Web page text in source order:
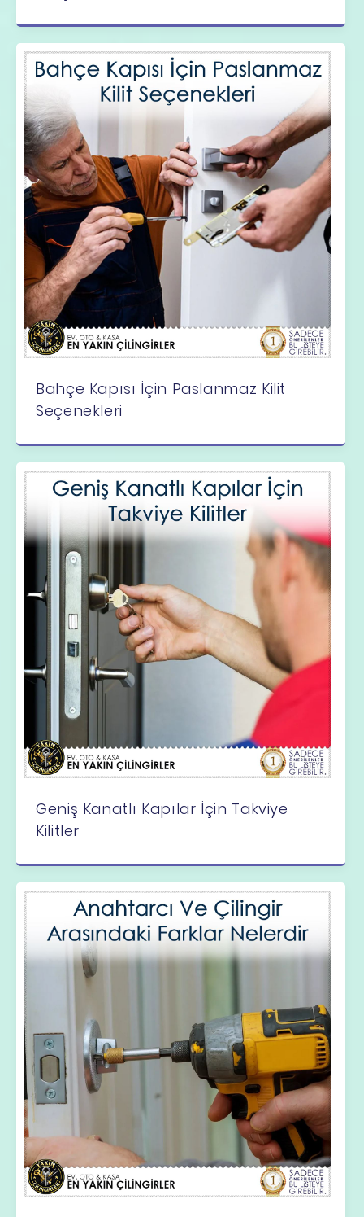
Bahçe Kapısı İçin Paslanmaz Kilit
Seçenekleri
Geniş Kanatlı Kapılar İçin Takviye
Kilitler